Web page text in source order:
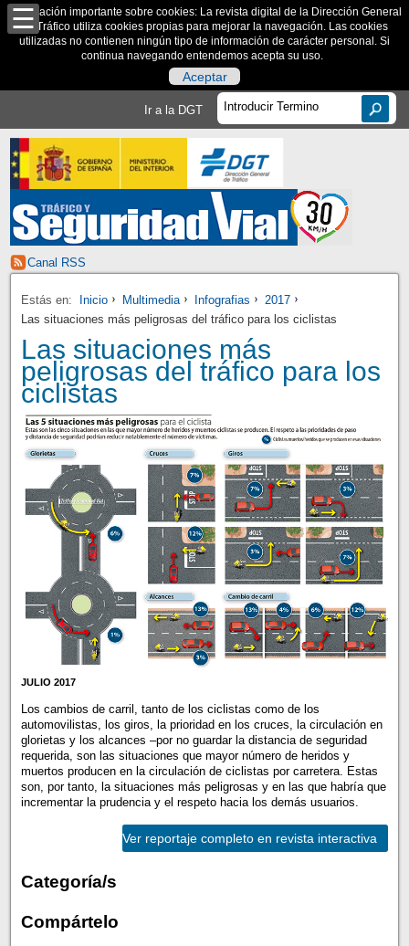
Información importante sobre cookies: La revista digital de la Dirección General
de Tráfico utiliza cookies propias para mejorar la navegación. Las cookies
utilizadas no contienen ningún tipo de información de carácter personal. Si
continua navegando entendemos acepta su uso.
Aceptar
Ir a la DGT
Canal RSS
Estás en: Inicio Multimedia Infografias
2017
Las situaciones más peligrosas del tráfico para los ciclistas
Las situaciones más
peligrosas del tráfico para los
ciclistas
JULIO 2017
Los cambios de carril, tanto de los ciclistas como de los
automovilistas, los giros, la prioridad en los cruces, la circulación en
glorietas y los alcances –por no guardar la distancia de seguridad
requerida, son las situaciones que mayor número de heridos y
muertos producen en la circulación de ciclistas por carretera. Estas
son, por tanto, la situaciones más peligrosas y en las que habría que
incrementar la prudencia y el respeto hacia los demás usuarios.
Ver reportaje completo en revista interactiva
Categoría/s
Compártelo